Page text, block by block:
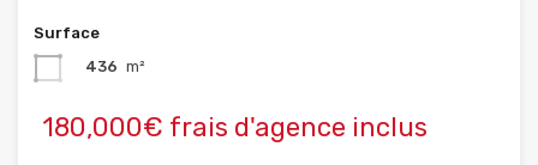
Surface
436 m²
180,000€ frais d'agence inclus